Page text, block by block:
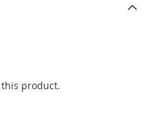
product.